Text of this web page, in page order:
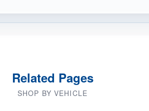
Related Pages
SHOP BY VEHICLE